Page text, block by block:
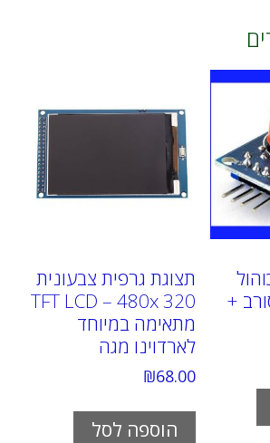
+
תצוגת גרפית צבעונית
TFT LCD – 480x 320
מתאימה במיוחד
לארדוינו מגה
₪68.00
הוספה לסל